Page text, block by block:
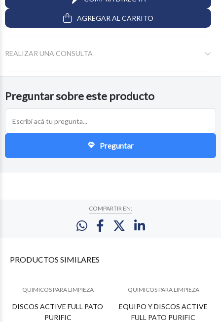
AGREGAR AL CARRITO
REALIZAR UNA CONSULTA
Preguntar sobre este producto
Preguntar
COMPARTIR EN:
PRODUCTOS SIMILARES
QUIMICOS PARA LIMPIEZA
DISCOS ACTIVE FULL PATO
PURIFIC
QUIMICOS PARA LIMPIEZA
EQUIPO Y DISCOS ACTIVE
FULL PATO PURIFIC